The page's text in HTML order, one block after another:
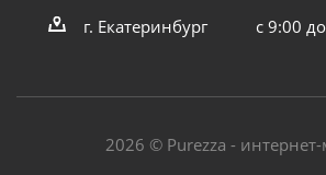
г. Екатеринбург с 9:00
2026 © Purezza - интернет-